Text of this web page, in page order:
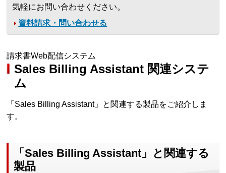
気軽にお問い合わせください。
資料請求・問い合わせる
請求書Web配信システム
Sales Billing Assistant 関連システ
ム
「Sales Billing Assistant」と関連する製品をご紹介しま
す。
「Sales Billing Assistant」と関連する
製品